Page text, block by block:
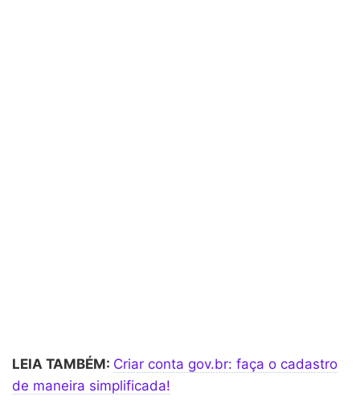
LEIA TAMBÉM: Criar conta gov.br: faça o cadastro
de maneira simplificada!